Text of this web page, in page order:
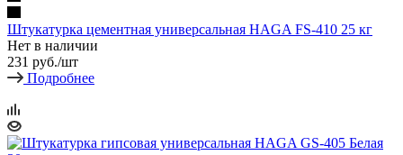
Штукатурка цементная универсальная HAGA FS-410 25 кг
Нет в наличии
231 руб./шт
Подробнее